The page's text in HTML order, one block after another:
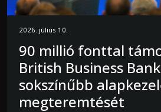
2026. július 10.
90 millió fonttal
British Business
sokszínűbb
megteremtését